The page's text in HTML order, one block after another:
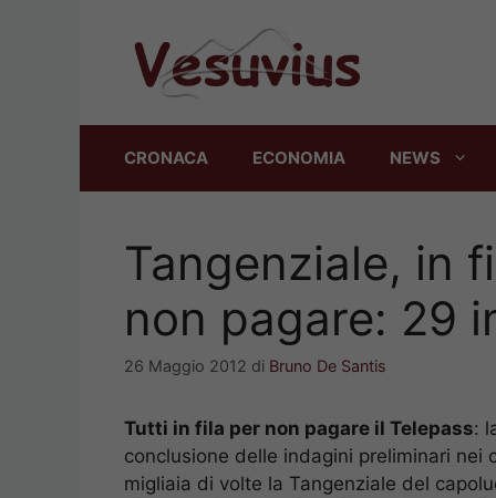
CRONACA ECONOMIA NEWS
Tangenziale, in
non pagare: 29
26 Maggio 2012 di Bruno De Santis
Tutti in fila per non pagare il Telepass:
conclusione delle indagini preliminari
migliaia di volte la Tangenziale del